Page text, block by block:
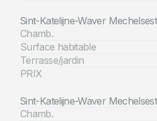
Sint-Katelijne-Waver
Chamb.
Surface habitable
Terrasse/jardin
PRIX
Sint-Katelijne-Waver
Chamb.